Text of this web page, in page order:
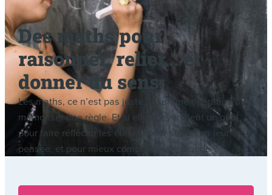
Des maths pour
raisonner, relier… et
donner du sens
Les maths, ce n’est pas juste poser une opération ou
mémoriser une règle. Et si elles devenaient un outil
pour faire réfléchir les élèves, pour structurer leur
pensée, et pour mieux comprendre le monde ?